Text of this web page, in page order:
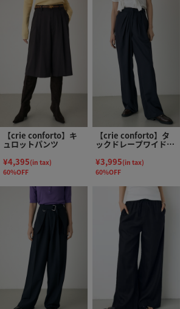
【crie conforto】キ
ュロットパンツ
¥4,395(in tax)
60%OFF
【crie conforto】タ
ックドレープワイドパ
ンツ
¥3,995(in tax)
60%OFF